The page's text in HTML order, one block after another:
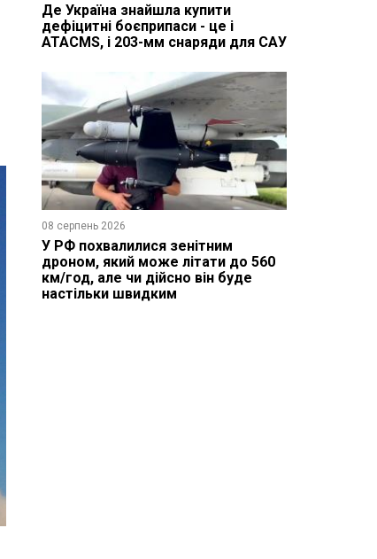
Де Україна знайшла купити
дефіцитні боєприпаси - це і
ATACMS, і 203-мм снаряди для САУ
08 серпень 2026
У РФ похвалилися зенітним
дроном, який може літати до 560
км/год, але чи дійсно він буде
настільки швидким